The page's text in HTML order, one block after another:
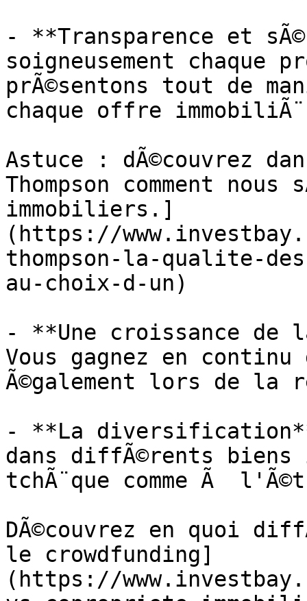
- **Transparence et
soigneusement chaque
prÃ©sentons tout de
chaque offre
Astuce : dÃ©couvrez
Thompson comment
immobiliers.]
(https://
thompson-la-qualite-
au-choix-d-un)
- **Une croissance de
Vous gagnez en
Ã©galement lors de la
- **La
dans diffÃ©rents biens
tchÃ¨que comme Ã
DÃ©couvrez en quoi
le crowdfunding]
(https://